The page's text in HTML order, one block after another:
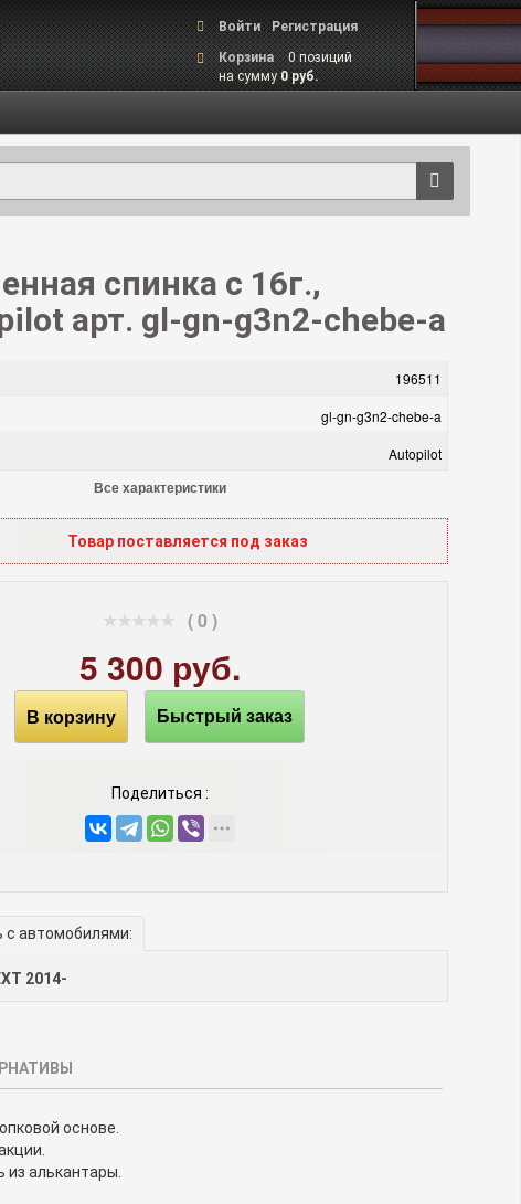
Войти
Регистрация
Корзина
0 позиций
на сумму0 руб.
спинка c 16г.,
арт. gl-gn-g3n2-chebe-a
196511
gl-gn-g3n2-chebe-a
Autopilot
Все характеристики
Товар поставляется под заказ
( 0 )
5 300 руб.
В корзину Быстрый заказ
Поделиться :
автомобилями:
2014-
основе.
алькантары.